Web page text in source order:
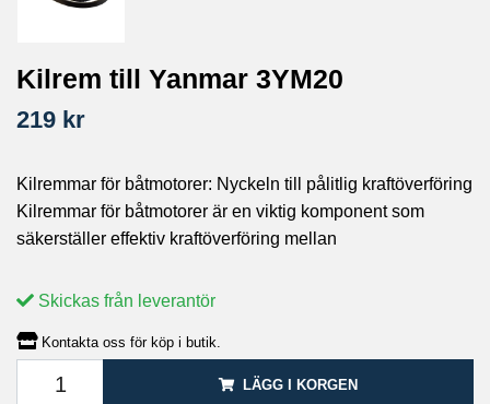
Kilrem till Yanmar 3YM20
219 kr
Kilremmar för båtmotorer: Nyckeln till pålitlig kraftöverföring
Kilremmar för båtmotorer är en viktig komponent som
säkerställer effektiv kraftöverföring mellan
Skickas från leverantör
Kontakta oss för köp i butik.
LÄGG I KORGEN